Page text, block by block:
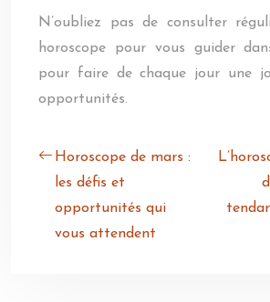
N’oubliez pas de consulter
horoscope pour vous guider
pour faire de chaque jour une
opportunités.
Horoscope de mars :
les défis et
opportunités qui
vous attendent